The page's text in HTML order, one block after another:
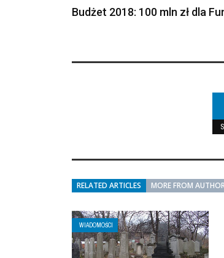
Budżet 2018: 100 mln zł dla
RELATED ARTICLES MORE FROM
WIADOMOŚCI